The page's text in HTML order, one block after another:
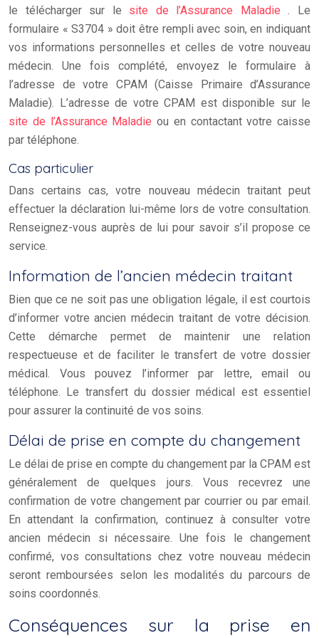
le télécharger sur le site de l’Assurance Maladie. Le
formulaire « S3704 » doit être rempli avec soin, en indiquant
vos informations personnelles et celles de votre nouveau
médecin. Une fois complété, envoyez le formulaire à
l’adresse de votre CPAM (Caisse Primaire d’Assurance
Maladie). L’adresse de votre CPAM est disponible sur le
site de l’Assurance Maladie ou en contactant votre caisse
par téléphone.
Cas particulier
Dans certains cas, votre nouveau médecin traitant peut
effectuer la déclaration lui-même lors de votre consultation.
Renseignez-vous auprès de lui pour savoir s’il propose ce
service.
Information de l’ancien médecin traitant
Bien que ce ne soit pas une obligation légale, il est courtois
d’informer votre ancien médecin traitant de votre décision.
Cette démarche permet de maintenir une relation
respectueuse et de faciliter le transfert de votre dossier
médical. Vous pouvez l’informer par lettre, email ou
téléphone. Le transfert du dossier médical est essentiel
pour assurer la continuité de vos soins.
Délai de prise en compte du changement
Le délai de prise en compte du changement par la CPAM est
généralement de quelques jours. Vous recevrez une
confirmation de votre changement par courrier ou par email.
En attendant la confirmation, continuez à consulter votre
ancien médecin si nécessaire. Une fois le changement
confirmé, vos consultations chez votre nouveau médecin
seront remboursées selon les modalités du parcours de
soins coordonnés.
Conséquences sur la prise en